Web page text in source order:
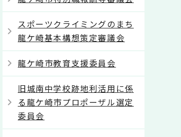
スポーツクライミングのまち
龍ケ崎基本構想策定審議会
龍ケ崎市教育支援委員会
旧城南中学校跡地利活用に係
る龍ケ崎市プロポーザル選定
委員会